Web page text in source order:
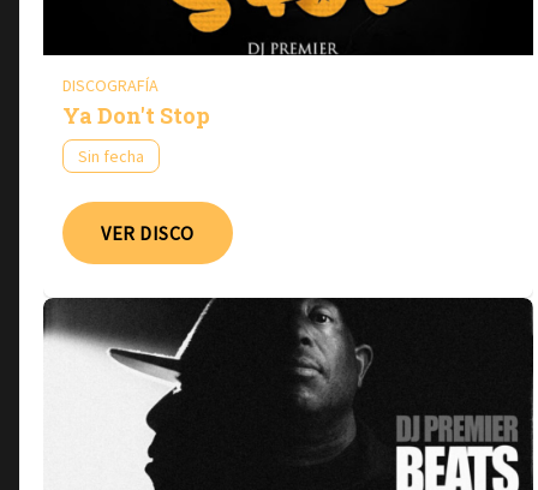
DISCOGRAFÍA
Ya Don't Stop
Sin fecha
VER DISCO